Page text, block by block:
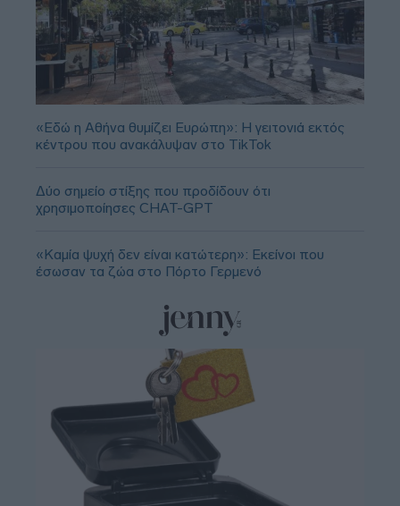
«Εδώ η Αθήνα θυμίζει Ευρώπη»: H γειτονιά εκτός
κέντρου που ανακάλυψαν στο TikTok
Δύο σημείο στίξης που προδίδουν ότι
χρησιμοποίησες CHAT-GPT
«Καμία ψυχή δεν είναι κατώτερη»: Εκείνοι που
έσωσαν τα ζώα στο Πόρτο Γερμενό